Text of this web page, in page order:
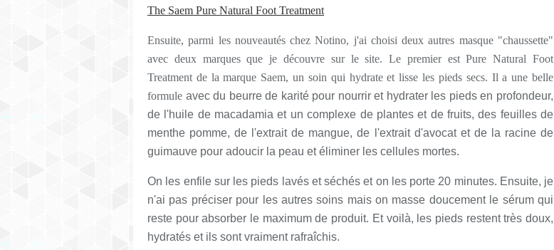
The Saem Pure Natural Foot Treatment
Ensuite, parmi les nouveautés chez Notino, j'ai choisi deux autres masque "chaussette"
avec deux marques que je découvre sur le site. Le premier est Pure Natural Foot
Treatment de la marque Saem, un soin qui hydrate et lisse les pieds secs. Il a une belle
formule avec du beurre de karité pour nourrir et hydrater les pieds en profondeur,
de l'huile de macadamia et un complexe de plantes et de fruits, des feuilles de
menthe pomme, de l'extrait de mangue, de l'extrait d'avocat et de la racine de
guimauve pour adoucir la peau et éliminer les cellules mortes.
On les enfile sur les pieds lavés et séchés et on les porte 20 minutes. Ensuite, je
n'ai pas préciser pour les autres soins mais on masse doucement le sérum qui
reste pour absorber le maximum de produit. Et voilà, les pieds restent très doux,
hydratés et ils sont vraiment rafraîchis.